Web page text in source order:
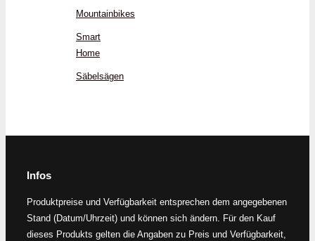
Mountainbikes
Smart
Home
Säbelsägen
Infos
Produktpreise und Verfügbarkeit entsprechen dem angegebenen
Stand (Datum/Uhrzeit) und können sich ändern. Für den Kauf
dieses Produkts gelten die Angaben zu Preis und Verfügbarkeit,